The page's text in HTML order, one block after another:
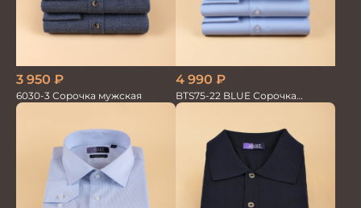
3 950 ₽
6030-3 Сорочка мужская
4 990 ₽
BTS75-22 BLUE Сорочка
мужская лайкра бамбук